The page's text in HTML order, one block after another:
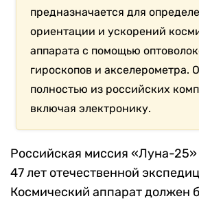
предназначается для
ориентации и ускорений
аппарата с помощью
гироскопов и акселерометра.
полностью из российских
включая электронику.
Российская миссия «Луна-25»
47 лет отечественной
Космический аппарат должен